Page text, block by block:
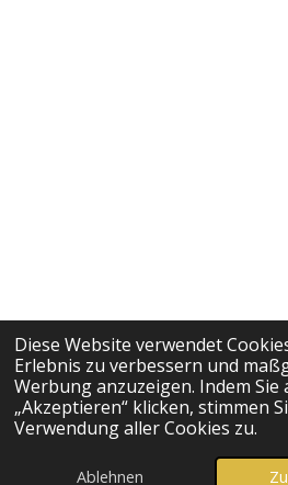
Diese Website verwendet
Erlebnis zu verbessern und
Werbung anzuzeigen. Indem Sie
„Akzeptieren“ klicken, stimmen
Verwendung aller Cookies zu.
Ablehnen